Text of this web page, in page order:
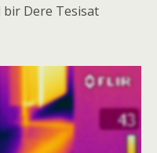
Dere Tesisat